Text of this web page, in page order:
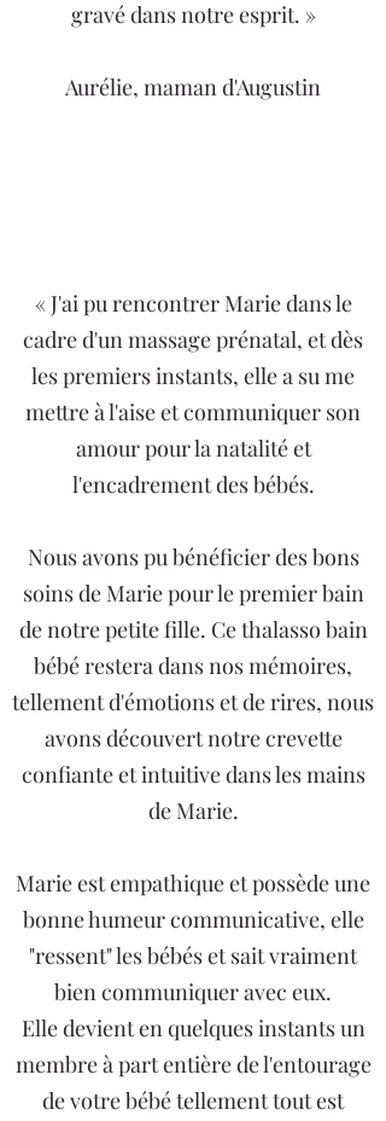
gravé dans notre esprit. »
Aurélie, maman d'Augustin
« J'ai pu rencontrer Marie dans le
cadre d'un massage prénatal, et dès
les premiers instants, elle a su me
mettre à l'aise et communiquer son
amour pour la natalité et
l'encadrement des bébés.
Nous avons pu bénéficier des bons
soins de Marie pour le premier bain
de notre petite fille. Ce thalasso bain
bébé restera dans nos mémoires,
tellement d'émotions et de rires, nous
avons découvert notre crevette
confiante et intuitive dans les mains
de Marie.
Marie est empathique et possède une
bonne humeur communicative, elle
"ressent" les bébés et sait vraiment
bien communiquer avec eux.
Elle devient en quelques instants un
membre à part entière de l'entourage
de votre bébé tellement tout est